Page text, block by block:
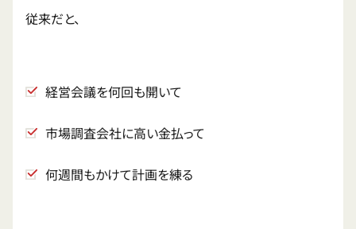
従来だと、
経営会議を何回も開いて
市場調査会社に高い金払って
何週間もかけて計画を練る